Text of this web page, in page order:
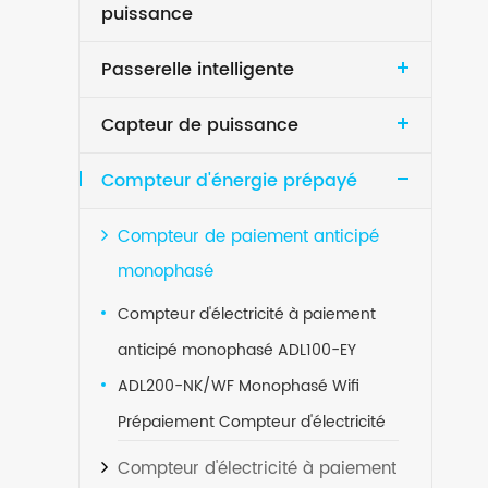
puissance
Passerelle intelligente
Capteur de puissance
Compteur d'énergie prépayé
Compteur de paiement anticipé
monophasé
Compteur d'électricité à paiement
anticipé monophasé ADL100-EY
ADL200-NK/WF Monophasé Wifi
Prépaiement Compteur d'électricité
Compteur d'électricité à paiement